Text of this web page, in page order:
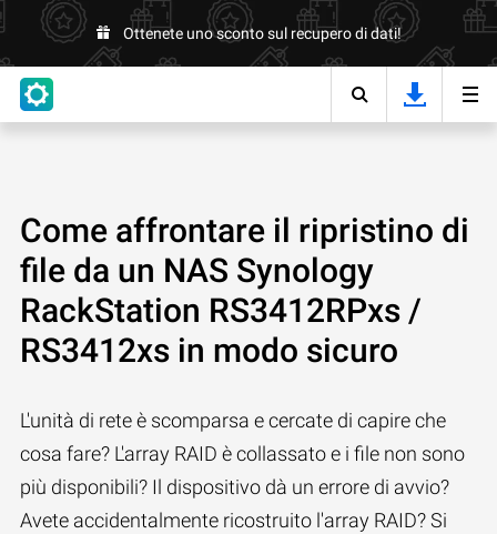
Ottenete uno sconto sul recupero di dati!
Come affrontare il ripristino di
file da un NAS Synology
RackStation RS3412RPxs /
RS3412xs in modo sicuro
L'unità di rete è scomparsa e cercate di capire che
cosa fare? L'array RAID è collassato e i file non sono
più disponibili? Il dispositivo dà un errore di avvio?
Avete accidentalmente ricostruito l'array RAID? Si